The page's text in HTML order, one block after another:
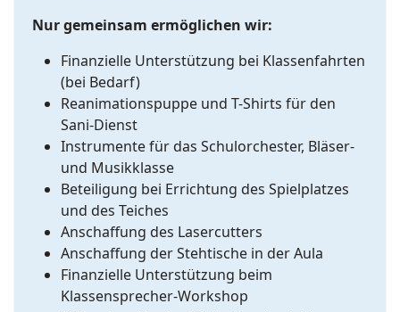
Nur gemeinsam ermöglichen wir:
Finanzielle Unterstützung bei Klassenfahrten
(bei Bedarf)
Reanimationspuppe und T-Shirts für den
Sani-Dienst
Instrumente für das Schulorchester, Bläser-
und Musikklasse
Beteiligung bei Errichtung des Spielplatzes
und des Teiches
Anschaffung des Lasercutters
Anschaffung der Stehtische in der Aula
Finanzielle Unterstützung beim
Klassensprecher-Workshop